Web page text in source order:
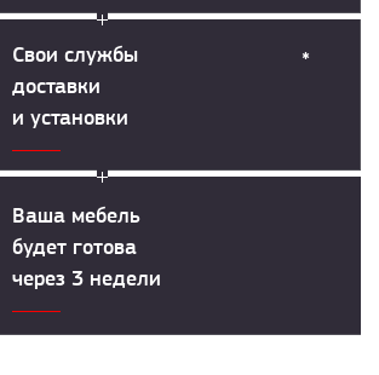
Свои службы
доставки
и установки
*
Ваша мебель
будет готова
через 3 недели